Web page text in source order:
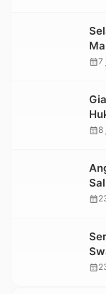
calendar_month7
calendar_month8
calendar_month
calendar_month